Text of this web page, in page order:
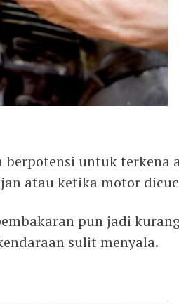
untuk terkena
atau ketika motor
pun jadi
sulit menyala.